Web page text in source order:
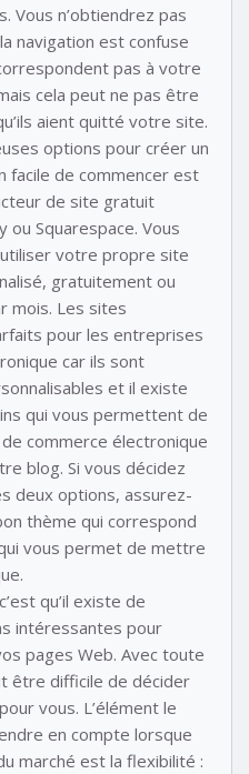
Vous n’obtiendrez pas
navigation est confuse
pas à votre
cela peut ne pas être
aient quitté votre site.
options pour créer un
facile de commencer est
de site gratuit
ou Squarespace. Vous
votre propre site
gratuitement ou
mois. Les sites
pour les entreprises
car ils sont
et il existe
qui vous permettent de
commerce électronique
blog. Si vous décidez
deux options, assurez-
thème qui correspond
vous permet de mettre
qu’il existe de
intéressantes pour
pages Web. Avec toute
être difficile de décider
vous. L’élément le
en compte lorsque
marché est la flexibilité :